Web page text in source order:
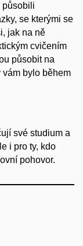
působili
se kterými se
jak na ně
cvičením
působit na
bylo během
své studium a
i pro ty, kdo
pohovor.